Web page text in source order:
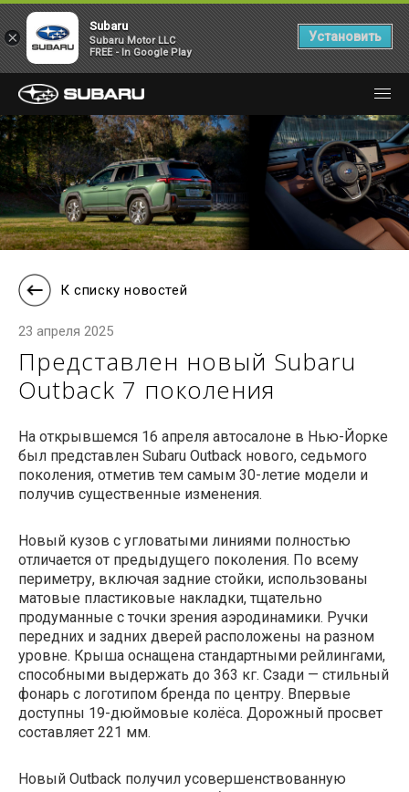
К списку новостей
23 апреля 2025
Представлен новый Subaru
Outback 7 поколения
На открывшемся 16 апреля автосалоне в Нью-Йорке
был представлен Subaru Outback нового, седьмого
поколения, отметив тем самым 30-летие модели и
получив существенные изменения.
Новый кузов с угловатыми линиями полностью
отличается от предыдущего поколения. По всему
периметру, включая задние стойки, использованы
матовые пластиковые накладки, тщательно
продуманные с точки зрения аэродинамики. Ручки
передних и задних дверей расположены на разном
уровне. Крыша оснащена стандартными рейлингами,
способными выдержать до 363 кг. Сзади — стильный
фонарь с логотипом бренда по центру. Впервые
доступны 19-дюймовые колёса. Дорожный просвет
составляет 221 мм.
Новый Outback получил усовершенствованную
×
Subaru
Subaru Motor LLC
FREE - In Google Play
Установить